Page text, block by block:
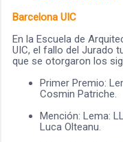
Barcelona UIC
En la Escuela de
UIC, el fallo del Jurado
que se otorgaron los
Primer Premio:
Cosmin Patriche.
Mención: Lema:
Luca Olteanu.